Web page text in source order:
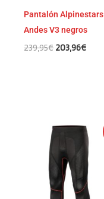
Pantalón Alpinestars
Andes V3 negros
239,95€203,96€
El
precio
original
era:
69,95€.
El
precio
actual
59,46€.